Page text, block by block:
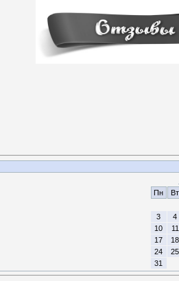
Пн
Вт
3
4
10
11
17
18
24
25
31